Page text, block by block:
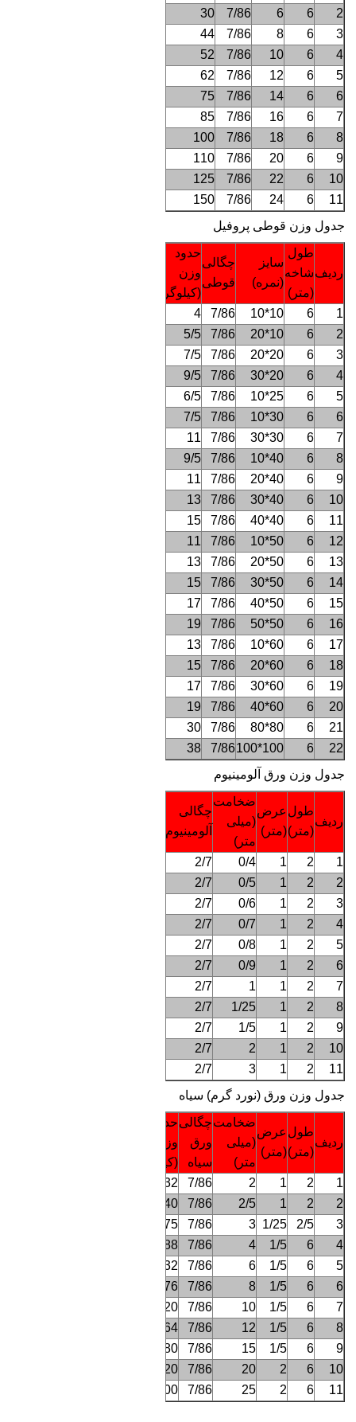
2
6
6
7/86
30
3
6
8
7/86
44
4
6
10
7/86
52
5
6
12
7/86
62
6
6
14
7/86
75
7
6
16
7/86
85
8
6
18
7/86
100
9
6
20
7/86
110
10
6
22
7/86
125
11
6
24
7/86
150
جدول وزن قوطی پروفیل
ردیف
طول
شاخه
(متر)
سایز
(نمره)
چگالی
قوطی
حدود
وزن
(کیلوگرم)
1
6
10*10
7/86
4
2
6
10*20
7/86
5/5
3
6
20*20
7/86
7/5
4
6
20*30
7/86
9/5
5
6
25*10
7/86
6/5
6
6
30*10
7/86
7/5
7
6
30*30
7/86
11
8
6
40*10
7/86
9/5
9
6
40*20
7/86
11
10
6
40*30
7/86
13
11
6
40*40
7/86
15
12
6
50*10
7/86
11
13
6
50*20
7/86
13
14
6
50*30
7/86
15
15
6
50*40
7/86
17
16
6
50*50
7/86
19
17
6
60*10
7/86
13
18
6
60*20
7/86
15
19
6
60*30
7/86
17
20
6
60*40
7/86
19
21
6
80*80
7/86
30
22
6
100*100
7/86
38
جدول وزن ورق آلومینیوم
ردیف
طول
(متر)
عرض
(متر)
ضخامت
(میلی
متر)
چگالی
آلومینیوم
1
2
1
0/4
2/7
2
2
1
0/5
2/7
3
2
1
0/6
2/7
4
2
1
0/7
2/7
5
2
1
0/8
2/7
6
2
1
0/9
2/7
7
2
1
1
2/7
8
2
1
1/25
2/7
9
2
1
1/5
2/7
10
2
1
2
2/7
11
2
1
3
2/7
جدول وزن ورق (نورد گرم) سیاه
ردیف
طول
(متر)
عرض
(متر)
ضخامت
(میلی
متر)
چگالی
ورق
سیاه
حدود
وزن
(کیلوگرم)
1
2
1
2
7/86
32
2
2
1
2/5
7/86
40
3
2/5
1/25
3
7/86
75
4
6
1/5
4
7/86
288
5
6
1/5
6
7/86
432
6
6
1/5
8
7/86
576
7
6
1/5
10
7/86
720
8
6
1/5
12
7/86
864
9
6
1/5
15
7/86
1080
10
6
2
20
7/86
1920
11
6
2
25
7/86
2400